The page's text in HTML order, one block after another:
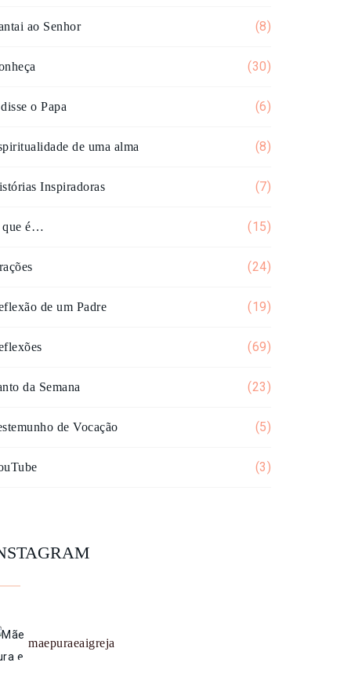
ao Senhor (8)
(30)
o Papa (6)
de uma alma (8)
Inspiradoras (7)
que é… (15)
(24)
de um Padre (19)
(69)
da Semana (23)
de Vocação (5)
(3)
maepuraeaigreja